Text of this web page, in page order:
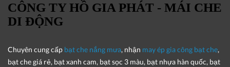
CÔNG TY HỒ GIA PHÁT - MÁI CHE
DI ĐỘNG
Chuyên cung cấp bạt che nắng mưa, nhận may ép gia công bạt che,
bạt che giá rẻ, bạt xanh cam, bạt sọc 3 màu, bạt nhựa hàn quốc, bạt